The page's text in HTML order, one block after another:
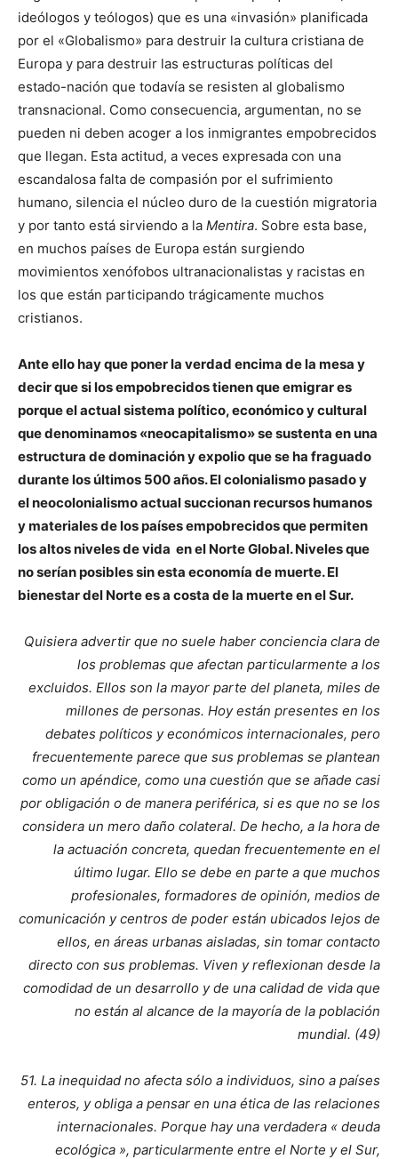
ideólogos y teólogos) que es una «invasión» planificada
por el «Globalismo» para destruir la cultura cristiana de
Europa y para destruir las estructuras políticas del
estado-nación que todavía se resisten al globalismo
transnacional. Como consecuencia, argumentan, no se
pueden ni deben acoger a los inmigrantes empobrecidos
que llegan. Esta actitud, a veces expresada con una
escandalosa falta de compasión por el sufrimiento
humano, silencia el núcleo duro de la cuestión migratoria
y por tanto está sirviendo a la Mentira. Sobre esta base,
en muchos países de Europa están surgiendo
movimientos xenófobos ultranacionalistas y racistas en
los que están participando trágicamente muchos
cristianos.
Ante ello hay que poner la verdad encima de la mesa y
decir que si los empobrecidos tienen que emigrar es
porque el actual sistema político, económico y cultural
que denominamos «neocapitalismo» se sustenta en una
estructura de dominación y expolio que se ha fraguado
durante los últimos 500 años. El colonialismo pasado y
el neocolonialismo actual succionan recursos humanos
y materiales de los países empobrecidos que permiten
los altos niveles de vida en el Norte Global. Niveles que
no serían posibles sin esta economía de muerte. El
bienestar del Norte es a costa de la muerte en el Sur.
Quisiera advertir que no suele haber conciencia clara de
los problemas que afectan particularmente a los
excluidos. Ellos son la mayor parte del planeta, miles de
millones de personas. Hoy están presentes en los
debates políticos y económicos internacionales, pero
frecuentemente parece que sus problemas se plantean
como un apéndice, como una cuestión que se añade casi
por obligación o de manera periférica, si es que no se los
considera un mero daño colateral. De hecho, a la hora de
la actuación concreta, quedan frecuentemente en el
último lugar. Ello se debe en parte a que muchos
profesionales, formadores de opinión, medios de
comunicación y centros de poder están ubicados lejos de
ellos, en áreas urbanas aisladas, sin tomar contacto
directo con sus problemas. Viven y reflexionan desde la
comodidad de un desarrollo y de una calidad de vida que
no están al alcance de la mayoría de la población
mundial. (49)
51. La inequidad no afecta sólo a individuos, sino a países
enteros, y obliga a pensar en una ética de las relaciones
internacionales. Porque hay una verdadera « deuda
ecológica », particularmente entre el Norte y el Sur,